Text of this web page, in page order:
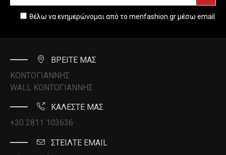
θέλω να ενημερώνομαι από το menfashion.gr μέσω email
ΒΡΕΙΤΕ ΜΑΣ
ΚΟΝΤΟΓΙΑΝΝΗΣ
WALL ΚΟΝΤΟΓΙΑΝΝΗΣ
ΚΑΛΕΣΤΕ ΜΑΣ
+30 2811 103636
ΣΤΕΙΛΤΕ EMAIL